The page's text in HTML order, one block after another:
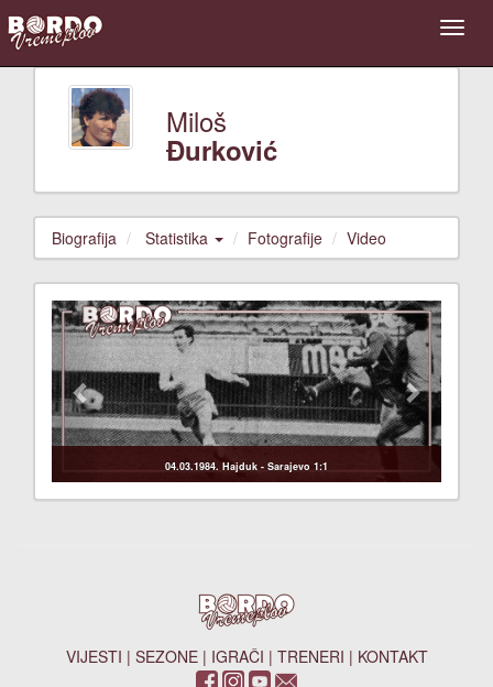
Miloš
Đurković
Biografija Statistika Fotografije Video
04.03.1984. Hajduk - Sarajevo 1:1
Previous Next
VIJESTI | SEZONE| IGRAČI | TRENERI | KONTAKT